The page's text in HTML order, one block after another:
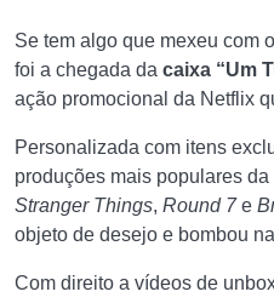
Se tem algo que mexeu com
foi a chegada da caixa “Um
ação promocional da Netflix
Personalizada com itens
produções mais populares
Stranger Things, Round 7e
objeto de desejo e bombou
Com direito a vídeos de